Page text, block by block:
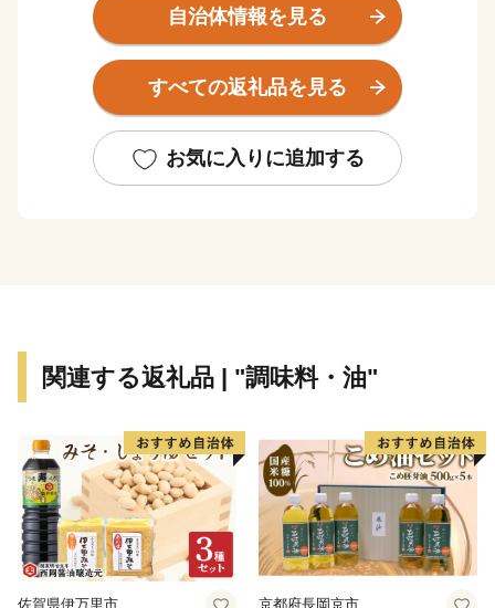
わった『都農ワイン』は、国内での度重なる受賞歴に加
え、世界的に権戚のあるワイン百科『Wine Report』で
も紹介されるなど、世界からも高い評価を受けていま
をはじめ、『農の都』という名にふさわしく、野菜や果
実、畜産物などのさまざまな農産物が生産されており、
いたします。
同封しております。
なお、申請後に氏名や住所変更等が生じた場合はご連絡
ください。
【ワンストップ特例申請書の送付先】
〒889-1201
自治体情報を見る
すべての返礼品を見る
お気に入りに追加する
関連する返礼品 | "調味料・油"
佐賀県伊万里市 京都府長岡京市